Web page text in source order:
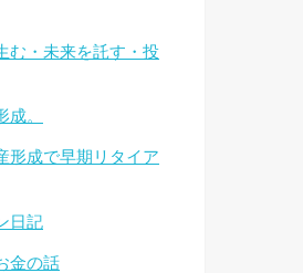
む・未来を託す・投
。
形成で早期リタイア
日記
金の話